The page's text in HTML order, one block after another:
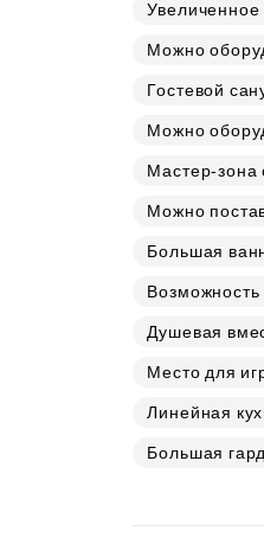
Увеличенное
Можно
Гостевой
Можно
Мастер-зона
Можно
Большая
Возможность
Душевая
Место для
Линейная
Большая